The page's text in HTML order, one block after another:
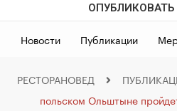
ОПУБЛИКОВАТЬ
Новости Публикации
РЕСТОРАНОВЕД
польском Ольштыне